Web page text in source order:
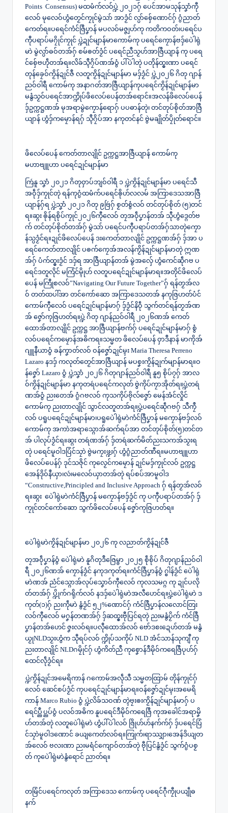
Points Consensus) မထမံက်လဝ်ပ္ဍဲ ၂၀၂၁ဂှ် ပေင်အာမသုန်သၞာံကီု
လေဝ် မုလေဝ်ဟွံတၟေင်ကၠုင်မွဲသာ် အာဒၟံင် လ္ပာ်စ်ှေဏောင်ဂှ် ဂွံညာတ်
ကေတ်ရ။ပရေင်ကံင်ဇြဳပၞာန် မပလဝ်မဇ္ဇျဟ်ကု ကတိကဝတ်၊ပရေင်ပ
ကီုပရာပ်မဂၠိုင်ကၠုင် ပ္ဍဲဍုင်မျာန်မာကောမ်ကု ပရေင်ကၠောန်ဗဒှ်ပေဲါရုဲ
မာဲ မွဲလ္ပာ်ဓဝ်တအ်ဂှ် စမ်ၜတ်ဒၟံင် ပရေင်ညဳသၟဟ်အာဇြဳယျာန် ကု ပရေ
င်စ်ှေဗဟဵုတအ်ရ။လိခ်သ္ၚဳဂၠိပ်ဏအ်ဝွံ ပါ်ပဲါတုဲ ပတိုန်ထ္ၜးဏာ ပရေင်
တုန်ခၠေဝ်ကၟိန်ဍုင်ဇဳ လတူကၟိန်ဍုင်မျာန်မာ မဒှ်ဒၟံင် ပ္ဍဲ၂၀၂၆ ဂိတု ဂျာန်
ညဝ်ဝါရဳ ကောမ်ကု အနာဂတ်အာဇြဳယျာန်ကုပရေင်ကၟိန်ဍုင်မျာန်မာ
မနွံသၟဝ်ပရေင်အာက္ဍိုပ်ဖိလေပ်ပေန်တအ်ရောင်။အလန်ဖိလေပ်ပေန်
ဒှ်ဥက္ကဋ္ဌဏအ် မုအရာမွဲကၠောန်ရောဂှ် ပပဓာန်တုဲ၊ တင်တုပ်စိုတ်အာဇြဳ
ယျာန် ဟွံဒှ်ကမၠောန်ရဂှ် သ္ၚဳဂၠိပ်အာ နကုတင်နင် ဗွဲမချိုတ်ပၠိုတ်ရောင်။
ဖိလေပ်ပေန် ကေတ်တာလျိုင် ဥက္ကဋ္ဌအာဇြဳယျာန် ကောမ်ကု
မဟာဗျူဟာ ပရေင်ဍုင်မျာန်မာ
ကြဴနူ သၞာံ ၂၀၂၁ ဂိတုဝှာပ်ဘျဝ်ဝါရဳ ၁ ပ္ဍဲကၟိန်ဍုင်မျာန်မာ ပရေင်သီ
အဝဵုဒှ်ကၠုင်တုဲ ရန်ကုဂွံထမံက်ပရေင်ၜိုဟ်လလမ် အကြာဒေသအာဇြဳ
ယျာန်ဂှ်ရ ပ္ဍဲသၞာံ ၂၀၂၁ ဂိတု ဨဗြဴဂှ် စၟတ်စွံလဝ် တင်တုပ်စိုတ် (၅)တင်
ရ။ဆ္ဂး ၜိုန်ရစိုပ်ကၠုင်၂၀၂၆ကီုလေဝ် တၠအဝဵုပၞာန်တအ် သီုဟွံဒ္ဂေတ်ဗ
က် တင်တုပ်စိုတ်တအ်ဂှ် မွဲသာ် ပရေင်ပကီုပရာပ်တအ်ဂှ်သာတုဲကၠော
န်သ္ပဒၟံင်ရ။ဍုင်ဖိလေပ်ပေန် ဒးကေတ်တာလျိုင် ဥက္ကဋ္ဌဏအ်ဂှ် ဒှ်အာ ပ
ရေင်ကေတ်တာလျိုင် ပၜက်ကၠေအ်အလန်ကၟိန်ဍုင်မျာန်မာတုဲ ဣဏ
အ်ဂှ် ပံက်ထ္ၜးဒၟံင် ဒဒှ်ရ အာဇြဳယျာန်တအ် မွဲအ‌လ်ှေ ဟွံကေင်ဆဵုဂဗ ပ
ရေင်ဒတူလိုင် မကြံင်မ္ၚိုဟ် လတူပရေင်ဍုင်မျာန်မာရ။အတိုင်ဖိလေပ်
ပေန် မကြီုစလဝ်”Navigating Our Future Together”ဂှ် ရန်တၟအ်လ
ဝ် တတ်ထပါ်အာ တင်ကော်ဆော အကြာဒေသတအ် နကုဇြဟတ်ပံင်
ကောမ်ကီုလေဝ် ပရေင်ဍုင်မျာန်မာဂှ် ဒှ်ဒၟံင်နိဝဵု သွက်တင်ရန်တၟအ်ဏ
အ် ဇၞော်ကုဇြဟတ်ရ။ပ္ဍဲ ဂိတု ဂျာန်ညဝ်ဝါရဳ ၂၀၂၆ဏအ် ကေတ်
ထောအ်တာလျိုင် ဥက္ကဋ္ဌ အာဇြဳယျာန်ဗက်ဂှ် ပရေင်ဍုင်မျာန်မာဂှ် စွံ
လဝ်ပရေင်ကမၠောန်အဓိကရ။သမ္မတ ဖိလေပ်ပေန် ဝှာဒဳနာန် မာကိုအ်
ဂျူနဳယာဝွံ ခန်ကၞာတ်လဝ် ဝန်ဇၞော်ဍုင်မ္ၚး Maria Theresa Perreno
Lazaro နဒဒှ် ကလုတ်တၟေင်အာဇြဳယျာန် မပစၞးကၟိန်ဍုက်မျာန်မာရ။ဝ
န်ဇၞော် Lazaro ဝွံ ပ္ဍဲသၞာံ ၂၀၂၆ ဂိတုဂျာန်ညဝ်ဝါရဳ နူ၅ စိုပ်၇ဂှ် အာလ
ဝ်ကၟိန်ဍုင်မျာန်မာ နကုတရဴပရေင်ကလုတ် ဗွဲကိုပ်ကၠာအိုတ်ရ။ပ္ဍဲတရဴ
ဏအ်ဝွံ ညးတေအ် ဂွံဂဗလဝ် ကုသကိုပ်ဗိုလ်ဇၞော် မေန်အံင်လှိုင်
ကောမ်ကု ညးတာလျိုင် သွာင်လတူတအ်ရ။ပ္ဍဲပရေင်ဆဵုဂဗဂှ် သဳကၠဳ
လဝ် ပရူပရေင်ဍုင်မျာန်မာ၊ပရူပေဲါရုဲမာဲကံင်ဇြဳပၞာန် မကၠောန်ဗဒှ်လဝ်
ကောမ်ကု အကာဲအရာသ္ဂောအ်ဆက်ရပ်အာ တင်တုပ်စိုတ်(၅)တင်တ
အ် ပါလုပ်ဒၟံင်ရ။ဆ္ဂး တရဴဏအ်ဂှ် ဒှ်တရဴဆက်မိတ်ညးသကအ်သၟးရ
တုဲ ပရေင်မူဝါဒပြံင်သၠာဲ ဗွဲမကၠးဖ္ဍးဂှ် ဟွံဂွံညာတ်ဏီရ။မဟာဗျူဟာ
ဖိလေပ်ပေန်ဂှ် ဒုင်သဇိုင် ကုလၟေင်ကမၠောန် ဍုင်မဒှ်ကၠုင်လဝ် ဥက္ကဋ္ဌ
အေန်ဒိုဝ်နဳယှာ၊လဴ၊မလေဝ်ယှာတအ်တုဲ ရပ်စပ်အာမူဝါဒ
“Constructive,Principled and Inclusive Approach ဂှ် ရန်တၟအ်လဝ်
ရ။ဆ္ဂး ပေဲါရုဲမာဲကံင်ဇြဳပၞာန် မကၠောန်ဗဒှ်ဒၟံင် ကု ပကီုပရာပ်တအ်ဂှ် ဒှ်
ကၠုင်တင်ကော်ဆော သွက်ဖိလေပ်ပေန် ဇၞော်ကုဇြဟတ်ရ။
ပေဲါရုဲမာဲကၟိန်ဍုင်မျာန်မာ ၂၀၂၆ ကု လညာတ်ကၟိန်ဍုင်ဇဳ
တၠအဝဵုပၞာန်ဝွံ ပေဲါရုဲမာဲ နူဂိတုဒဳဇြေမ္ဗာ ၂၀၂၅ စဵုစိုပ် ဂိတုဂျာန်ညဝ်ဝါ
ရဳ ၂၀၂၆ဏအ် ကၠောန်ဒၟံင် နကုဒကုတ်ရ။ကံင်ဇြဳပၞာန်ဝွံ ဂ္စါန်ဒၟံင် ပေဲါရုဲ
မာဲဏအ် ညံင်သ္ဂောအ်လုပ်သၞောဝ်ကီုလေဝ် ကုလသမဂ္ဂ ကု ဍုင်ပလို
တ်တအ်ဂှ် ပ္ဍိုက်ဂရိုက်လဝ် နဒဒှ်ပေဲါရုဲမာဲအလီဟေင်ရ။ပ္ဍဲပေဲါရုဲမာဲ ဒ
ကုတ်(၁)ဂှ် ညးကဵုမာဲ နွံဒၟံင် ၅၂%ဏောင်ဂှ် ကံင်ဇြဳပၞာန်လလောင်တြး
လဝ်ကီုလေဝ် မဂၞန်တဏအ်ဂှ် ဒှ်ဆထ္ၜးဗီုပြင်ရတုဲ ညးမနွံပၟိက် ကံင်ဇြဳ
ပၞာန်တအ်ဟေင် ဇၞးလဝ်ရ။ပလီုထောအ်လဝ် ဗော်ဒစးဍေဟ်တအ် မနွံ
ယၟုNLDသၟးဟွံက သီုရပ်လဝ် က္ဍိုပ်သကိုပ် NLD အံင်သာန်သုကျဳ ကု
ညးတာလျိုင် NLDဂမၠိုင်ဂှ် ဟွံကိတ်ညဳ ကုစၞောန်ဒဳမိုဝ်ကရေဇြဳပုဟ်ဂှ်
ထေင်လဵုဒၟံင်ရ။
ပ္ဍဲကၟိန်ဍုင်အမေရိကာန် ဂကောမ်အလဵုသဳ သမ္မတထြာမ် တိုန်ကၠုင်ဂှ်
လေဝ် ဆေင်စပ်ဒၟံင် ကုပရေင်ဍုင်မျာန်မာရ။ဝန်ဇၞော်ဍုင်မ္ၚးအမေရိ
ကာန် Marco Rubio ဝွံ ပ္ဍဲလိခ်သဝဏ် တ္ၚဲဗၠးၜးကၟိန်ဍုင်မျာန်မာဂှ် ပ
ရေင်ပ္ညဳပ္ညပ်ဝွံ ပလဝ်အဓိက နူပရေင်ဒဳမိုဝ်ကရေဇြဳ ကုအခေါင်အရာမၞိ
ဟ်တအ်တုဲ လတူပေဲါရုဲမာဲ ဟွံပါ်ပဲါလဝ် ဇြိုဟ်ဟ်နက်က်ဂှ် ဒှ်ပရေင်ပြံ
င်သၠာဲမူဝါဒဏောင် ခယျကေတ်လဝ်ရ။ကြုက်၊ရာဿျှာ၊အေန်ဒိယျတ
အ်လေဝ် ဗလးဏာ ညးမရံင်ကျောဝ်တအ်တုဲ ဗီုပြင်နွံဒၟံင် သွက်ဂွံပစၟ
တ် ကုပေဲါရုဲမာဲနွံရောင် ညာတ်ရ။
တမြံင်ပရေင်ကလုတ် အကြာဒေသ ကောမ်ကု ပရေင်ဂီုကၠီုပယျဵုဓ
နက်